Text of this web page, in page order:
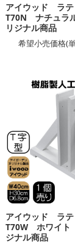
アイウッド ラ
T70N ナチュラ
リジナル商品
希望小売価格(
アイウッド ラ
T70W ホワイ
ジナル商品